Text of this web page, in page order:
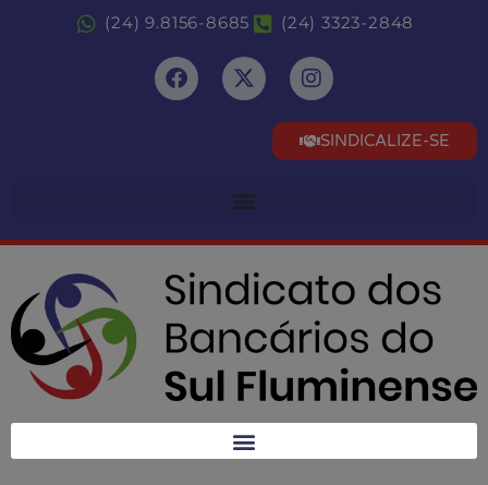
(24) 9.8156-8685 (24) 3323-2848
SINDICALIZE-SE